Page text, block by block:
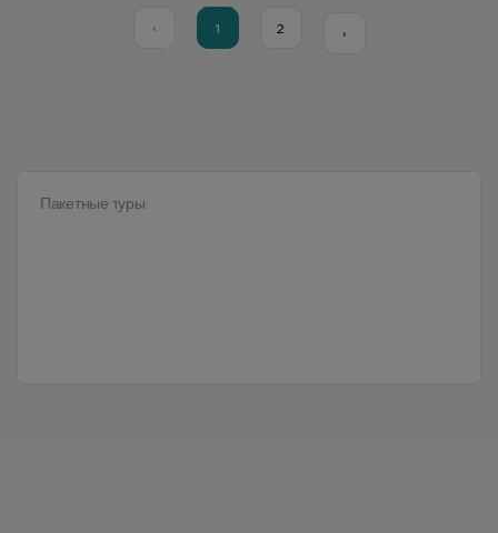
‹ 1 2 ›
Пакетные туры